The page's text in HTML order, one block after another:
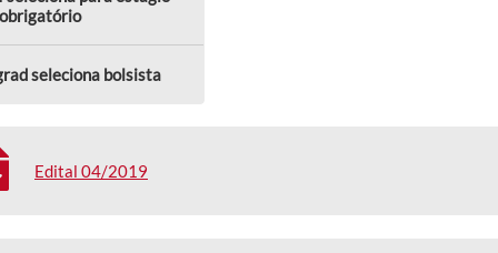
seleciona bolsista
Edital 04/2019